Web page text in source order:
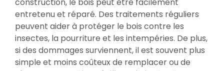
entretenu et réparé. Des traitements réguliers
peuvent aider à protéger le bois contre les
insectes, la pourriture et les intempéries. De plus,
si des dommages surviennent, il est souvent plus
simple et moins coûteux de remplacer ou de